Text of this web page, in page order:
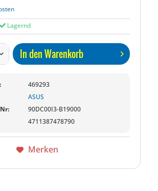
Lagernd
In denWarenkorb
469293
ASUS
90DC00I3-B19000
4711387478790
Merken